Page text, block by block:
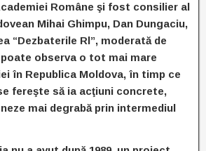
Române şi fost consilier al
Mihai Ghimpu, Dan Dungaciu,
“Dezbaterile Rl”, moderată de
observa o tot mai mare
în Republica Moldova, în timp ce
fereşte să ia acţiuni concrete,
mai degrabă prin intermediul